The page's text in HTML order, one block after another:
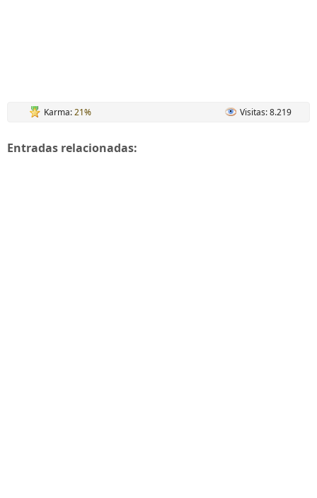
Karma:21% Visitas: 8.219
Entradas relacionadas: